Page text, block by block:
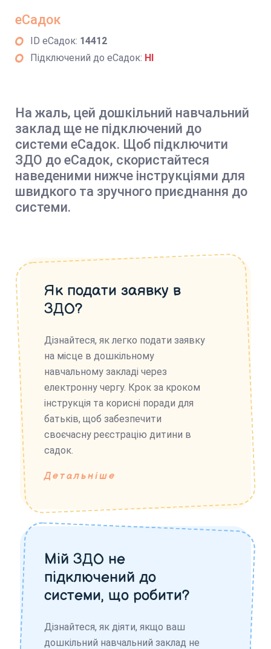
еСадок
ID еСадок: 14412
Підключений до еСадок: НІ
На жаль, цей дошкільний навчальний
заклад ще не підключений до
системи еСадок. Щоб підключити
ЗДО до еСадок, скористайтеся
наведеними нижче інструкціями для
швидкого та зручного приєднання до
системи.
Як подати заявку в
ЗДО?
Дізнайтеся, як легко подати заявку
на місце в дошкільному
навчальному закладі через
електронну чергу. Крок за кроком
інструкція та корисні поради для
батьків, щоб забезпечити
своєчасну реєстрацію дитини в
садок.
Детальніше
Мій ЗДО не
підключений до
системи, що робити?
Дізнайтеся, як діяти, якщо ваш
дошкільний навчальний заклад не